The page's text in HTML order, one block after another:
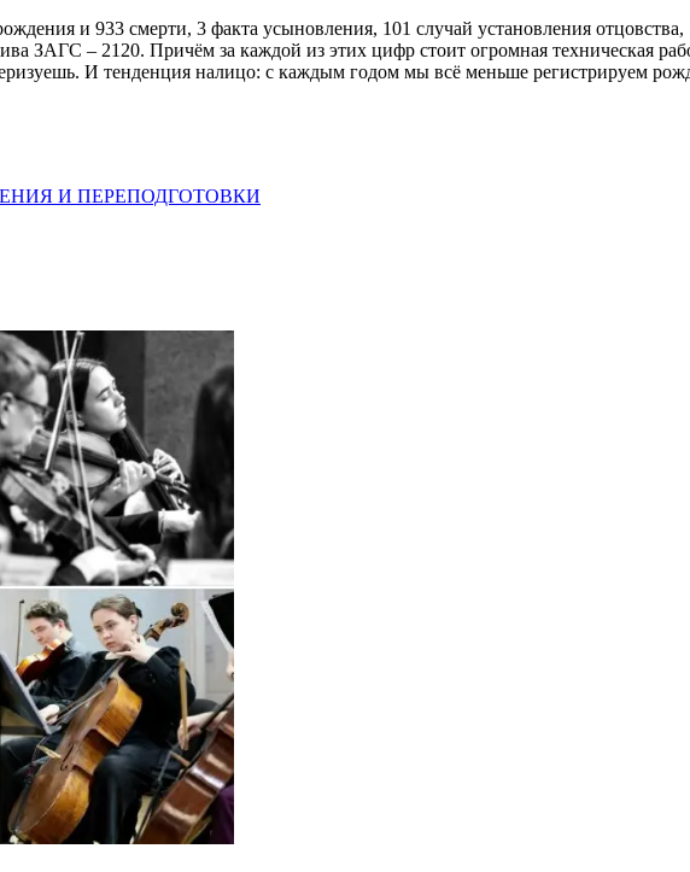
и 933 смерти, 3 факта усыновления, 101 случай установления
ЗАГС – 2120. Причём за каждой из этих цифр стоит огромная техническая
И тенденция налицо: с каждым годом мы всё меньше регистрируем
И ПЕРЕПОДГОТОВКИ